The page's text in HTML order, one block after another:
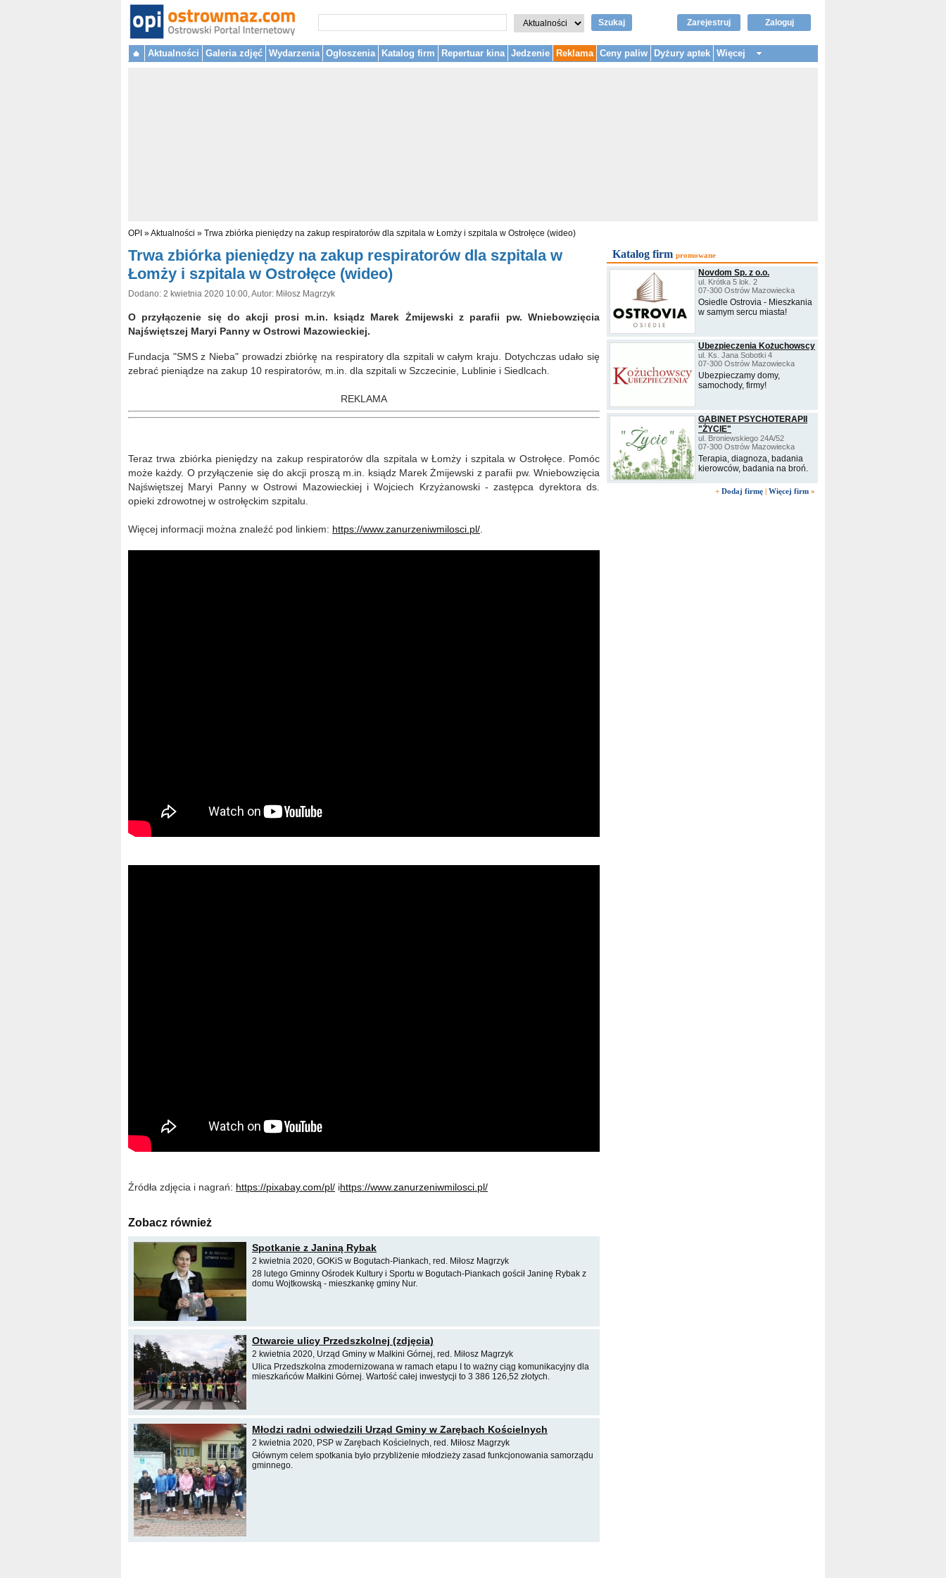
Szukaj Zaloguj
Zarejestruj
Aktualności Galeria zdjęć Wydarzenia Ogłoszenia Katalog firm Repertuar kina Jedzenie Reklama Ceny paliw Dyżury aptek Więcej
OPI »Aktualności » Trwa zbiórka pieniędzy na zakup respiratorów dla szpitala w Łomży i szpitala w Ostrołęce (wideo)
Trwa zbiórka pieniędzy na zakup respiratorów dla szpitala w
Łomży i szpitala w Ostrołęce (wideo)
Dodano: 2 kwietnia 2020 10:00, Autor: Miłosz Magrzyk
O przyłączenie się do akcji prosi m.in. ksiądz Marek Żmijewski z parafii pw. Wniebowzięcia
Najświętszej Maryi Panny w Ostrowi Mazowieckiej.
Fundacja "SMS z Nieba" prowadzi zbiórkę na respiratory dla szpitali w całym kraju. Dotychczas udało się
zebrać pieniądze na zakup 10 respiratorów, m.in. dla szpitali w Szczecinie, Lublinie i Siedlcach.
REKLAMA
Teraz trwa zbiórka pieniędzy na zakup respiratorów dla szpitala w Łomży i szpitala w Ostrołęce. Pomóc
może każdy. O przyłączenie się do akcji proszą m.in. ksiądz Marek Żmijewski z parafii pw. Wniebowzięcia
Najświętszej Maryi Panny w Ostrowi Mazowieckiej i Wojciech Krzyżanowski - zastępca dyrektora ds.
opieki zdrowotnej w ostrołęckim szpitalu.
Więcej informacji można znaleźć pod linkiem: https://www.zanurzeniwmilosci.pl/
Źródła zdjęcia i nagrań: https://pixabay.com/pl/ ihttps://www.zanurzeniwmilosci.pl/
Zobacz również
Spotkanie z Janiną Rybak
2 kwietnia 2020, GOKiS w Bogutach-Piankach, red. Miłosz Magrzyk
28 lutego Gminny Ośrodek Kultury i Sportu w Bogutach-Piankach gościł Janinę Rybak z
domu Wojtkowską - mieszkankę gminy Nur.
Otwarcie ulicy Przedszkolnej (zdjęcia)
2 kwietnia 2020, Urząd Gminy w Małkini Górnej, red. Miłosz Magrzyk
Ulica Przedszkolna zmodernizowana w ramach etapu I to ważny ciąg komunikacyjny dla
mieszkańców Małkini Górnej. Wartość całej inwestycji to 3 386 126,52 złotych.
Młodzi radni odwiedzili Urząd Gminy w Zarębach Kościelnych
2 kwietnia 2020, PSP w Zarębach Kościelnych, red. Miłosz Magrzyk
Głównym celem spotkania było przybliżenie młodzieży zasad funkcjonowania samorządu
gminnego.
Katalog firm promowane
Novdom Sp. z o.o.
ul. Krótka 5 lok. 2
07-300 Ostrów Mazowiecka
Osiedle Ostrovia - Mieszkania
w samym sercu miasta!
Ubezpieczenia Kożuchowscy
ul. Ks. Jana Sobotki 4
07-300 Ostrów Mazowiecka
Ubezpieczamy domy,
samochody, firmy!
GABINET PSYCHOTERAPII
"ŻYCIE"
ul. Broniewskiego 24A/52
07-300 Ostrów Mazowiecka
Terapia, diagnoza, badania
kierowców, badania na broń.
+ Dodaj firmę | Więcej firm »